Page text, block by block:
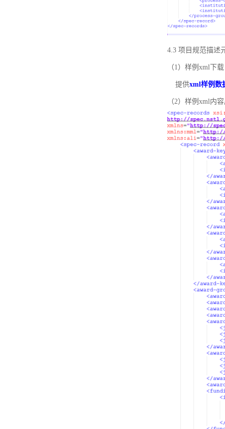
4.3 项目规范描述
（1）样例xml下载
提供xml样例数
（2）样例xml内